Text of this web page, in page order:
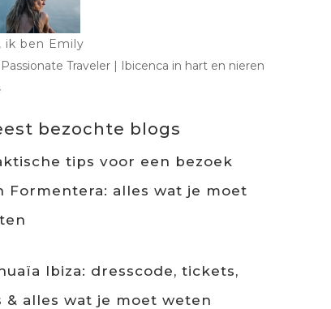
ik ben Emily
Passionate Traveler | Ibicenca in hart en nieren
bezochte blogs
tips voor een bezoek
Formentera: alles wat je moet
Ibiza: dresscode, tickets,
& alles wat je moet weten